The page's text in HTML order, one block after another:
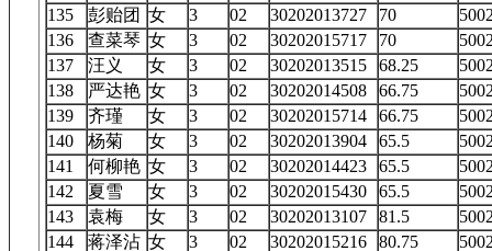
135
彭贻团 女 3 02 30202013727 70
136
查菜琴 女 3 02 30202015717 70
137
汪义 女 3 02 30202013515 68.25
138
严达艳 女 3 02 30202014508 66.75
139
齐瑾 女 3 02 30202015714 66.75
140
杨菊 女 3 02 30202013904 65.5
141
何柳艳 女 3 02 30202014423 65.5
142
夏雪 女 3 02 30202015430 65.5
143
袁梅 女 3 02 30202013107 81.5
144
蒋泽沾 女 3 02 30202015216 80.75